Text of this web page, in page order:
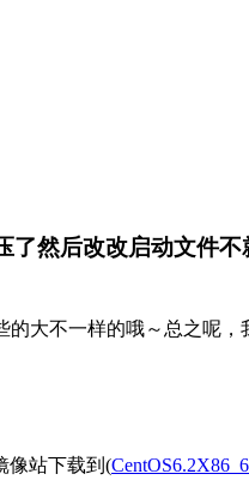
然后改改启动文件
的大不一样的哦～总之
像站下载到(